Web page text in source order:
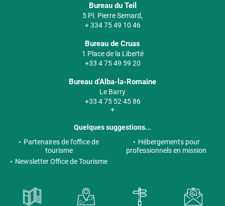
Bureau du Teil
5 Pl. Pierre Semard,
+ 334 75 49 10 46
Bureau de Cruas
1 Place de la Liberté
+33 4 75 49 59 20
Bureau d’Alba-la-Romaine
Le Barry
+33 4 75 52 45 86
+
Quelques suggestions...
Partenaires de l’office de
tourisme
Hébergements pour
professionnels en mission
Newsletter Office de Tourisme